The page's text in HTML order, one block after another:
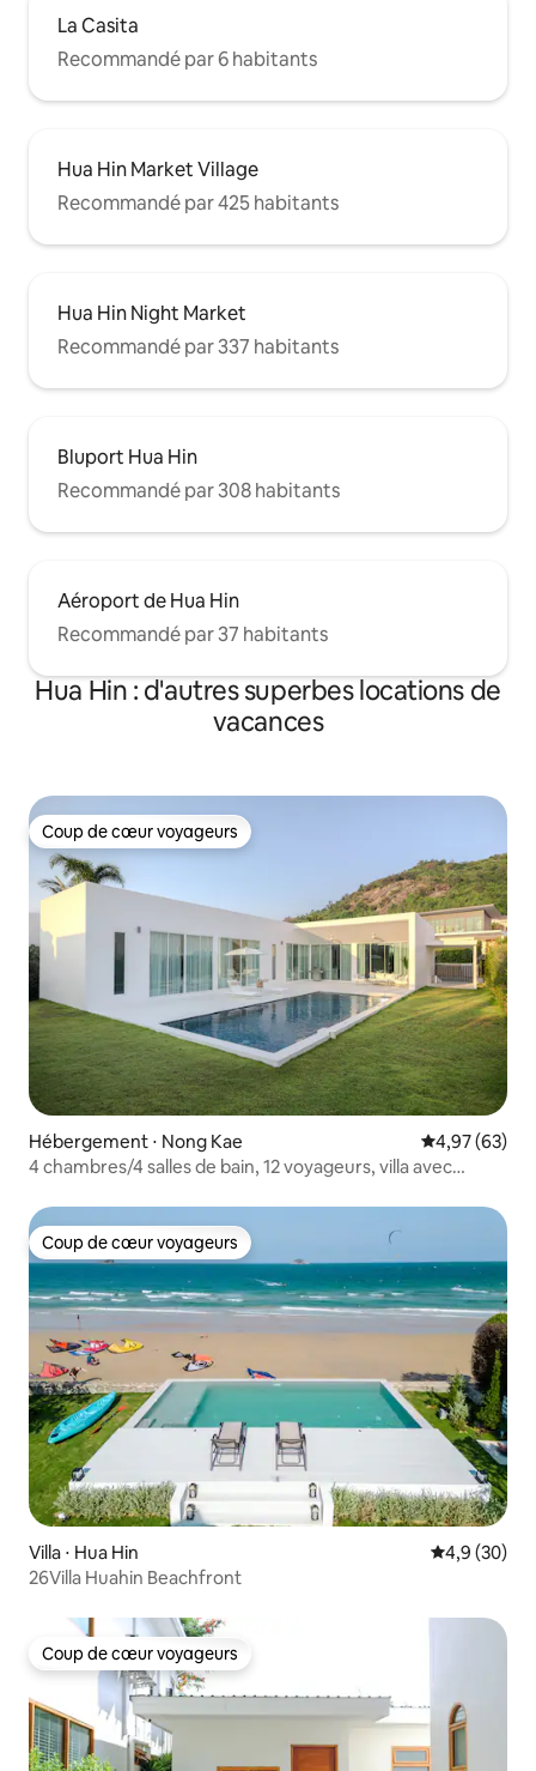
La Casita
Recommandé par 6 habitants
Hua Hin Market Village
Recommandé par 425 habitants
Hua Hin Night Market
Recommandé par 337 habitants
Bluport Hua Hin
Recommandé par 308 habitants
Aéroport de Hua Hin
Recommandé par 37 habitants
Hua Hin : d'autres superbes locations de
vacances
Coup de cœur voyageurs
Coup de cœur voyageurs
Hébergement ⋅ Nong Kae Évaluation
4,97 (63)
4 chambres/4 salles de bain, 12 voyageurs, villa avec
Coup de cœur voyageurs
Coup de cœur voyageurs
Villa ⋅ Hua Hin Évaluation
4,9 (30)
26Villa Huahin Beachfront
Coup de cœur voyageurs
Coup de cœur voyageurs